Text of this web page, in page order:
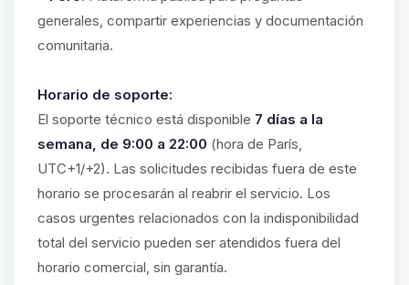
generales, compartir experiencias y documentación
comunitaria.
Horario de soporte:
El soporte técnico está disponible 7 días a la
semana, de 9:00 a 22:00 (hora de París,
UTC+1/+2). Las solicitudes recibidas fuera de este
horario se procesarán al reabrir el servicio. Los
casos urgentes relacionados con la indisponibilidad
total del servicio pueden ser atendidos fuera del
horario comercial, sin garantía.